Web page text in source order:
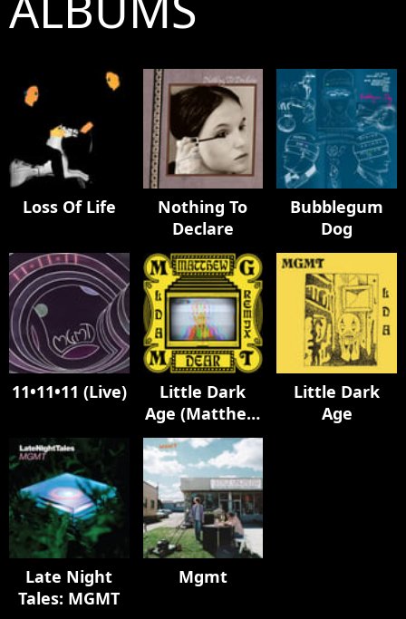
Loss Of Life
Nothing To
Declare
Bubblegum
Dog
11•11•11 (Live)
Little Dark
Age (Matthew
Dear Album
Remix)
Little Dark
Age
Late Night
Tales: MGMT
Mgmt